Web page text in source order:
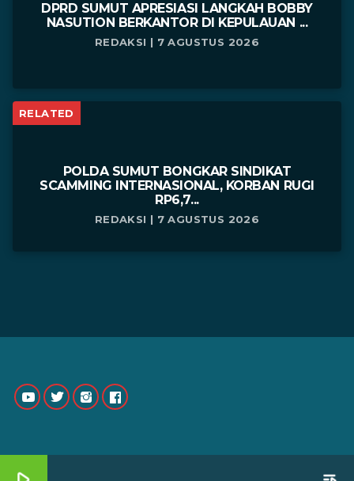
DPRD SUMUT APRESIASI LANGKAH BOBBY
NASUTION BERKANTOR DI KEPULAUAN ...
REDAKSI | 7 AGUSTUS 2026
RELATED
POLDA SUMUT BONGKAR SINDIKAT
SCAMMING INTERNASIONAL, KORBAN RUGI
RP6,7...
REDAKSI | 7 AGUSTUS 2026